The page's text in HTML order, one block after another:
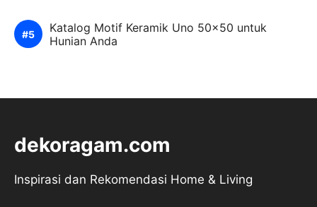
Katalog Motif Keramik Uno 50×50 untuk
Hunian Anda
dekoragam.com
Inspirasi dan Rekomendasi Home & Living